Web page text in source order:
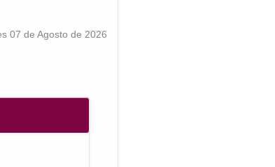
07 de Agosto de 2026